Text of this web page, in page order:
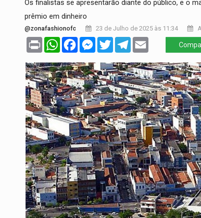
Os finalistas se apresentarão diante do público, e o
prêmio em dinheiro
@zonafashionofc 23 de Julho de 2025 às 11:34
Print WhatsAppFacebookMessenger
TwitterTelegram